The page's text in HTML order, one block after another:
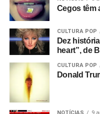
Só descobri depois!
tinha dinheiro para três
minutos. Filmei duas
poder inseri-los como
tinha filmado. Então,
fita de rolo com o show
Cegos têm
CULTURA POP
Dez
heart”, de
CULTURA POP
Donald
NOTÍCIAS 9